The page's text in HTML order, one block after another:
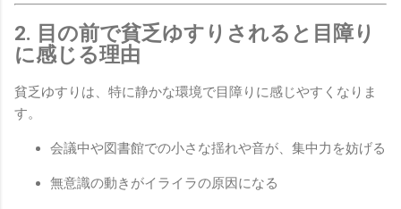
2. 目の前で貧乏ゆすりされると目障り
に感じる理由
貧乏ゆすりは、特に静かな環境で目障りに感じやすくなりま
す。
会議中や図書館での小さな揺れや音が、集中力を妨げる
無意識の動きがイライラの原因になる